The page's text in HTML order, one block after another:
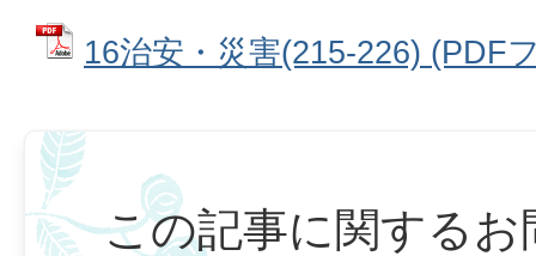
16治安・災害(215-226) (PDF
この記事に関するお